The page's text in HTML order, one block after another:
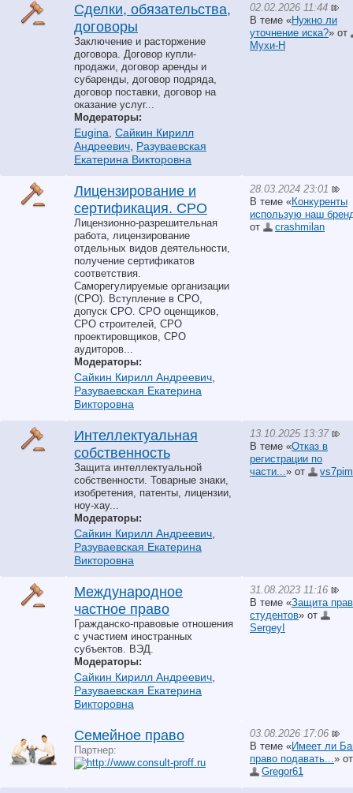
Сделки, обязательства,
договоры
Заключение и расторжение
договора. Договор купли-
продажи, договор аренды и
субаренды, договор подряда,
договор поставки, договор на
оказание услуг...
Модераторы:
Eugina Сайкин Кирилл
Андреевич Разуваевская
Екатерина Викторовна
02.02.2026 11:44
В теме «Нужно ли
уточнение иска?» от
Мухи-Н
Лицензирование и
сертификация. СРО
Лицензионно-разрешительная
работа, лицензирование
отдельных видов деятельности,
получение сертификатов
соответствия.
Саморегулируемые организации
(СРО). Вступление в СРО,
допуск СРО. СРО оценщиков,
СРО строителей, СРО
проектировщиков, СРО
аудиторов...
Модераторы:
Сайкин Кирилл Андреевич
Разуваевская Екатерина
Викторовна
28.03.2024 23:01
В теме «Конкуренты
использую наш
от
crashmilan
Интеллектуальная
собственность
Защита интеллектуальной
собственности. Товарные знаки,
изобретения, патенты, лицензии,
ноу-хау...
Модераторы:
Сайкин Кирилл Андреевич
Разуваевская Екатерина
Викторовна
13.10.2025 13:37
В теме «Отказ в
регистрации по
части... » от vs7pim
Международное
частное право
Гражданско-правовые отношения
с участием иностранных
субъектов. ВЭД.
Модераторы:
Сайкин Кирилл Андреевич
Разуваевская Екатерина
Викторовна
31.08.2023 11:16
В теме «Защита прав
студентов» от
SergeyI
Семейное право
Партнер:
03.08.2026 17:06
В теме «Имеет ли
право подавать... » от
Gregor61